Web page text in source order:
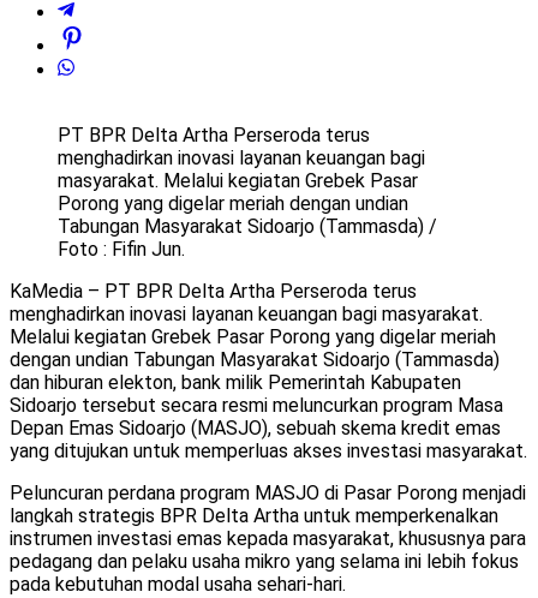
PT BPR Delta Artha Perseroda terus
menghadirkan inovasi layanan keuangan bagi
masyarakat. Melalui kegiatan Grebek Pasar
Porong yang digelar meriah dengan undian
Tabungan Masyarakat Sidoarjo (Tammasda) /
Foto : Fifin Jun.
KaMedia – PT BPR Delta Artha Perseroda terus
menghadirkan inovasi layanan keuangan bagi masyarakat.
Melalui kegiatan Grebek Pasar Porong yang digelar meriah
dengan undian Tabungan Masyarakat Sidoarjo (Tammasda)
dan hiburan elekton, bank milik Pemerintah Kabupaten
Sidoarjo tersebut secara resmi meluncurkan program Masa
Depan Emas Sidoarjo (MASJO), sebuah skema kredit emas
yang ditujukan untuk memperluas akses investasi masyarakat.
Peluncuran perdana program MASJO di Pasar Porong menjadi
langkah strategis BPR Delta Artha untuk memperkenalkan
instrumen investasi emas kepada masyarakat, khususnya para
pedagang dan pelaku usaha mikro yang selama ini lebih fokus
pada kebutuhan modal usaha sehari-hari.